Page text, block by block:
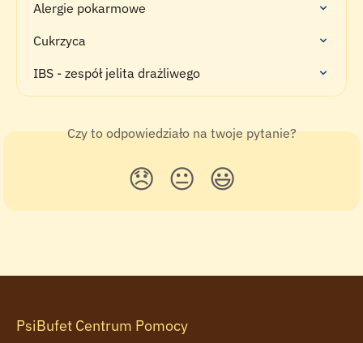
Alergie pokarmowe
Cukrzyca
IBS - zespół jelita drażliwego
Czy to odpowiedziało na twoje pytanie?
😞 😐 😃
PsiBufet Centrum Pomocy